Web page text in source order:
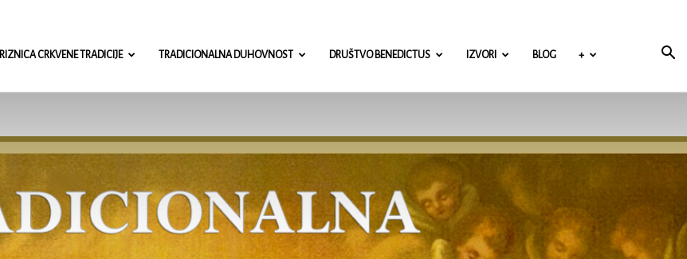
RIZNICA CRKVENE TRADICIJE TRADICIONALNA DUHOVNOST DRUŠTVO BENEDICTUS IZVORI BLOG +